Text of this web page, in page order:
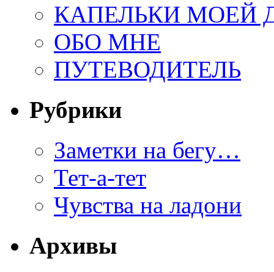
КАПЕЛЬКИ МОЕЙ
ОБО МНЕ
ПУТЕВОДИТЕЛЬ
Рубрики
Заметки на бегу…
Тет-а-тет
Чувства на ладони
Архивы